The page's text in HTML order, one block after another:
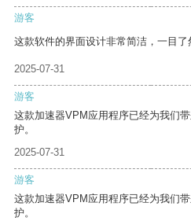
游客
这款软件的界面设计非常简洁，一目了
2025-07-31
游客
这款加速器VPM应用程序已经为我们
护。
2025-07-31
游客
这款加速器VPM应用程序已经为我们
护。